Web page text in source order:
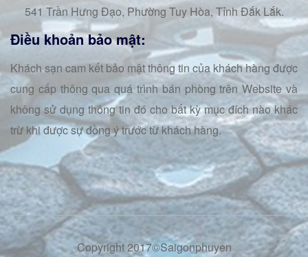
541 Trần Hưng Đạo, Phường Tuy Hòa, Tỉnh Đắk Lắk.
Điều khoản bảo mật:
Khách sạn cam kết bảo mật thông tin của khách hàng được
cung cấp thông qua quá trình bán phòng trên Website và
không sử dụng thông tin đó cho bất kỳ mục đích nào khác
trừ khi được sự đồng ý trước từ khách hàng.
Copyright 2017©Saigonphuyen